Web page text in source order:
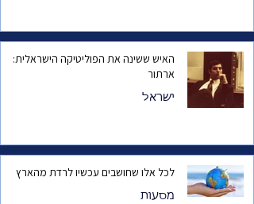
האיש ששינה את הפוליטיקה הישראלית:
ארתור
ישראל
לכל אלו שחושבים עכשיו לרדת מהארץ
מסעות